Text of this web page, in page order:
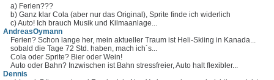
a) Ferien???
b) Ganz klar Cola (aber nur das Original), Sprite finde ich widerlich
c) Auto! Ich brauch Musik und Kilmaanlage...
AndreasOymann
Ferien? Schon lange her, mein aktueller Traum ist Heli-Skiing in Kanada...
sobald die Tage 72 Std. haben, mach ich´s...
Cola oder Sprite? Bier oder Wein!
Auto oder Bahn? Inzwischen ist Bahn stressfreier, Auto halt flexibler...
Dennis